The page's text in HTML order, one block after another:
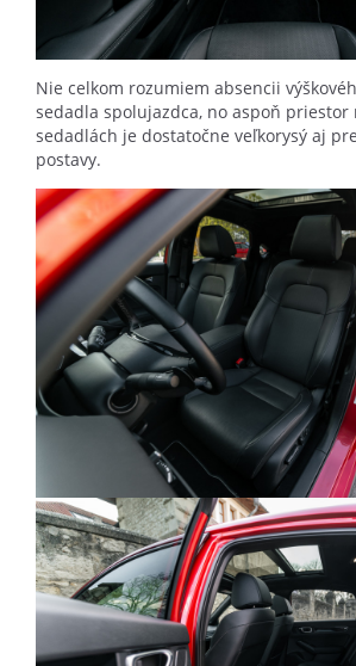
Nie celkom rozumiem absencii
sedadla spolujazdca, no aspoň priestor
sedadlách je dostatočne veľkorysý aj
postavy.